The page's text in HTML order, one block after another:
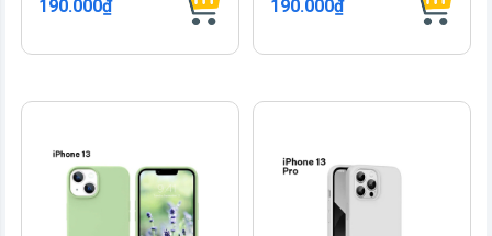
190.000₫ 190.000₫